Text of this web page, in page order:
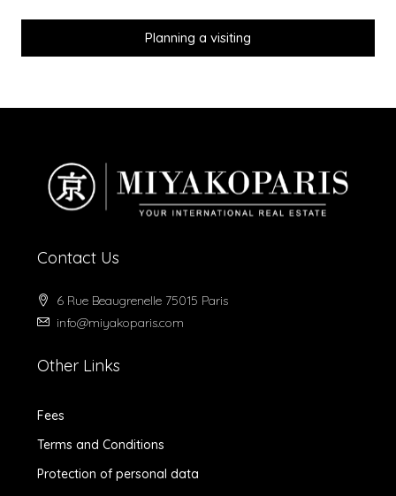
Planning a visiting
Contact Us
6 Rue Beaugrenelle 75015 Paris
info@miyakoparis.com
Other Links
Fees
Terms and Conditions
Protection of personal data